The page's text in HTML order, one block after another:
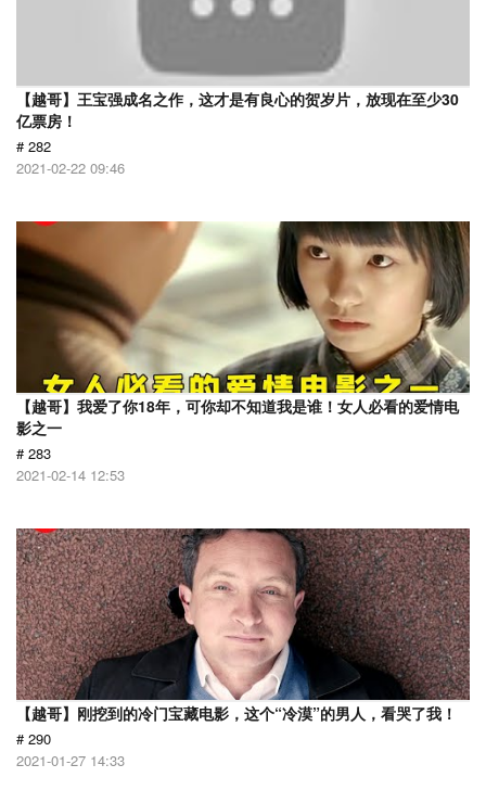
【越哥】王宝强成名之作，这才是有良心的贺岁片，放现在至少30
亿票房！
# 282
2021-02-22 09:46
【越哥】我爱了你18年，可你却不知道我是谁！女人必看的爱情电
影之一
# 283
2021-02-14 12:53
【越哥】刚挖到的冷门宝藏电影，这个“冷漠”的男人，看哭了我！
# 290
2021-01-27 14:33